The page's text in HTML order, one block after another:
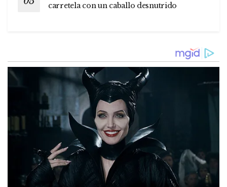
carretela con un caballo desnutrido